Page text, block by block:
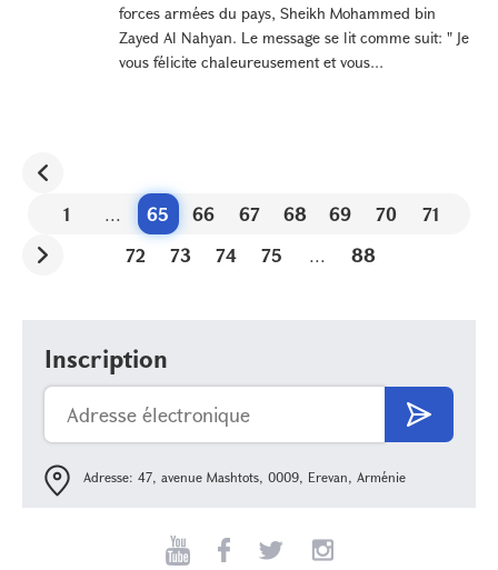
forces armées du pays, Sheikh Mohammed bin
Zayed Al Nahyan. Le message se lit comme suit: " Je
vous félicite chaleureusement et vous...
1 ... 65 66 67 68 69 70
71
72
73 74 75 ... 88
Inscription
Adresse: 47, avenue Mashtots, 0009, Erevan, Arménie